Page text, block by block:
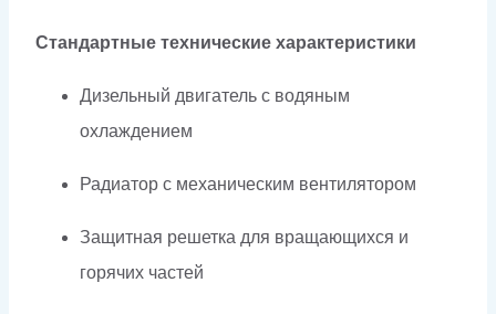
Стандартные технические характеристики
Дизельный двигатель с водяным
охлаждением
Радиатор с механическим вентилятором
Защитная решетка для вращающихся и
горячих частей